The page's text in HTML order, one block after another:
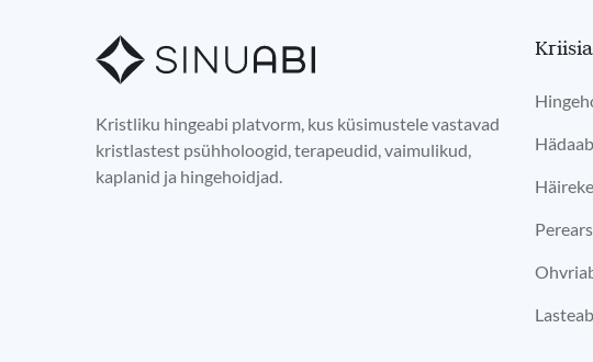
Kristliku hingeabi platvorm, kus küsimustele vastavad
kristlastest psühholoogid, terapeudid, vaimulikud,
kaplanid ja hingehoidjad.